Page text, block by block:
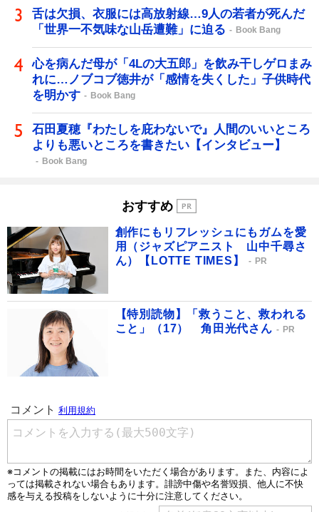
舌は欠損、衣服には高放射線…9人の若者が死んだ
「世界一不気味な山岳遭難」に迫る
Book Bang
心を病んだ母が「4Lの大五郎」を飲み干しゲロまみ
れに…ノブコブ徳井が「感情を失くした」子供時代
を明かす
Book Bang
石田夏穂『わたしを庇わないで』人間のいいところ
よりも悪いところを書きたい【インタビュー】
Book Bang
おすすめ
創作にもリフレッシュにもガムを愛
用（ジャズピアニスト 山中千尋さ
ん）【LOTTE TIMES】
PR
【特別読物】「救うこと、救われる
こと」（17） 角田光代さん
PR